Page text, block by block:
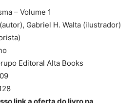
– Volume 1
Gabriel H. Walta (ilustrador)
Editoral Alta Books